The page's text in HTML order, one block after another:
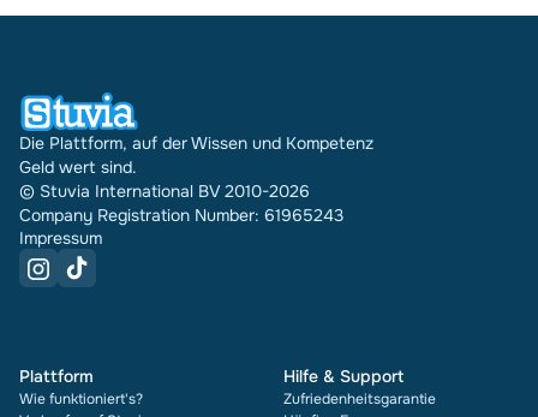
Die Plattform, auf der Wissen und Kompetenz
Geld wert sind.
© Stuvia International BV 2010-2026
Company Registration Number: 61965243
Impressum
Plattform
Wie funktioniert's?
Hilfe & Support
Zufriedenheitsgarantie